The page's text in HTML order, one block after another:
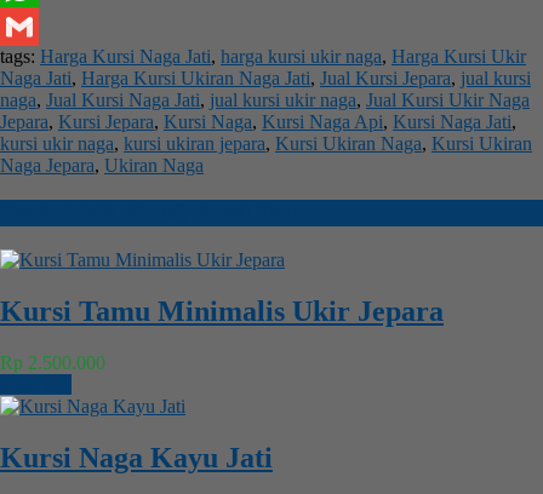
WhatsApp
Gmail
tags: Harga Kursi Naga Jati, harga kursi ukir naga, Harga Kursi Ukir
Naga Jati, Harga Kursi Ukiran Naga Jati, Jual Kursi Jepara, jual kursi
naga, Jual Kursi Naga Jati, jual kursi ukir naga, Jual Kursi Ukir Naga
Jepara, Kursi Jepara, Kursi Naga, Kursi Naga Api, Kursi Naga Jati,
kursi ukir naga, kursi ukiran jepara, Kursi Ukiran Naga, Kursi Ukiran
Naga Jepara, Ukiran Naga
Kursi Tamu Minimalis Ukir Jepara
Rp 2.500.000
Kursi Naga Kayu Jati